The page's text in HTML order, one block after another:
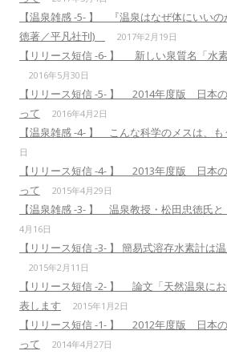
【温泉雑感 -5- 】 『温泉はなぜ体にいい
徳著／平凡社刊)
2017年2月19日
【リリース短信 -6- 】 新しい泉質名「水
2016年5月30日
【リリース短信 -5- 】 2014年度版 日本
って
2016年4月2日
【温泉雑感 -4- 】 こんな科学のメスは、
日
【リリース短信 -4- 】 2013年度版 日本
って
2015年4月29日
【温泉雑感 -3- 】 温泉教授・松田忠徳氏
4月16日
【リリース短信 -3- 】 簡易式溶存水素計は
2015年2月11日
【リリース短信 -2- 】 論文「天然温泉に
表します
2015年1月2日
【リリース短信 -1- 】 2012年度版 日本
って
2014年4月27日